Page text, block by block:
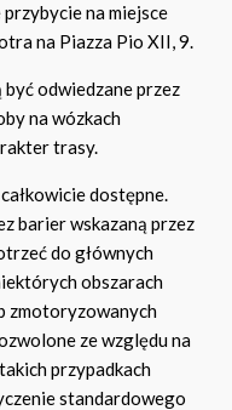
na miejsce
na Piazza Pio XII, 9.
odwiedzane przez
na wózkach
trasy.
dostępne.
barier wskazaną przez
do głównych
obszarach
zmotoryzowanych
ze względu na
przypadkach
standardowego